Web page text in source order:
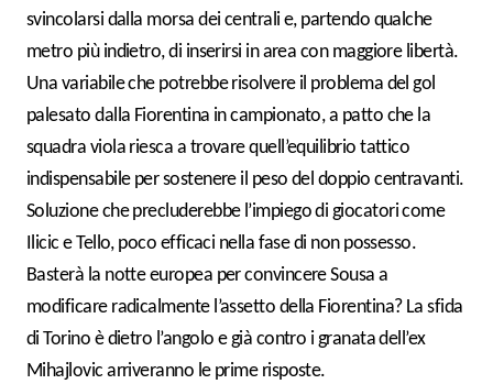
svincolarsi dalla morsa dei centrali e, partendo qualche
metro più indietro, di inserirsi in area con maggiore libertà.
Una variabile che potrebbe risolvere il problema del gol
palesato dalla Fiorentina in campionato, a patto che la
squadra viola riesca a trovare quell’equilibrio tattico
indispensabile per sostenere il peso del doppio centravanti.
Soluzione che precluderebbe l’impiego di giocatori come
Ilicic e Tello, poco efficaci nella fase di non possesso.
Basterà la notte europea per convincere Sousa a
modificare radicalmente l’assetto della Fiorentina? La sfida
di Torino è dietro l’angolo e già contro i granata dell’ex
Mihajlovic arriveranno le prime risposte.